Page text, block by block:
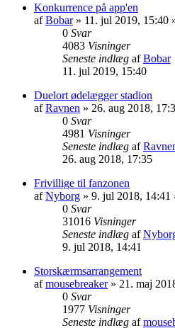
Konkurrence på app'en
afBobar» 11. jul 2019, 15:40
0 Svar
4083 Visninger
Seneste indlæg afBobar
11. jul 2019, 15:40
Duelort ødelægger stadion
afRavnen » 26. aug 2018,
0 Svar
4981 Visninger
Seneste indlæg af
26. aug 2018, 17:35
Frivillige til fanzonen
afNyborg » 9. jul 2018, 14:41
0 Svar
31016 Visninger
Seneste indlæg af
9. jul 2018, 14:41
Storskærmsarrangement
afmousebreaker» 21. maj
0 Svar
1977 Visninger
Seneste indlæg af